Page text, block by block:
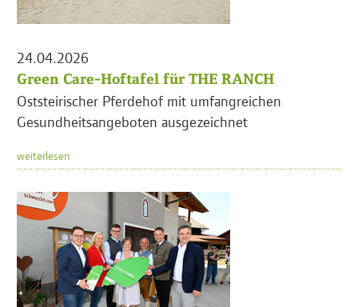
24.04.2026
Green Care-Hoftafel für THE RANCH
Oststeirischer Pferdehof mit umfangreichen
Gesundheitsangeboten ausgezeichnet
weiterlesen